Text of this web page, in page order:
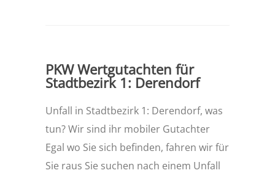
PKW Wertgutachten für
Stadtbezirk 1: Derendorf
Unfall in Stadtbezirk 1: Derendorf, was
tun? Wir sind ihr mobiler Gutachter
Egal wo Sie sich befinden, fahren wir für
Sie raus Sie suchen nach einem Unfall